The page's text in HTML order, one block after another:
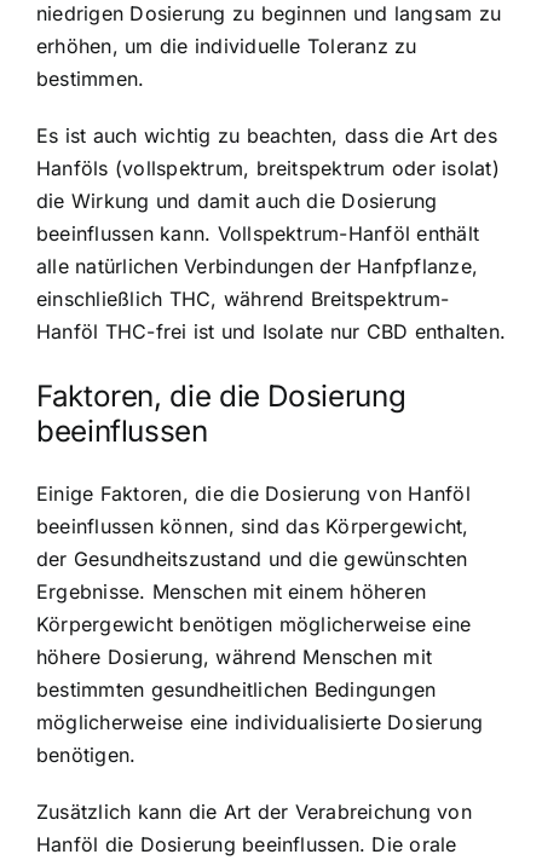
niedrigen Dosierung zu beginnen und langsam zu
erhöhen, um die individuelle Toleranz zu
bestimmen.
Es ist auch wichtig zu beachten, dass die Art des
Hanföls (vollspektrum, breitspektrum oder isolat)
die Wirkung und damit auch die Dosierung
beeinflussen kann. Vollspektrum-Hanföl enthält
alle natürlichen Verbindungen der Hanfpflanze,
einschließlich THC, während Breitspektrum-
Hanföl THC-frei ist und Isolate nur CBD enthalten.
Faktoren, die die Dosierung
beeinflussen
Einige Faktoren, die die Dosierung von Hanföl
beeinflussen können, sind das Körpergewicht,
der Gesundheitszustand und die gewünschten
Ergebnisse. Menschen mit einem höheren
Körpergewicht benötigen möglicherweise eine
höhere Dosierung, während Menschen mit
bestimmten gesundheitlichen Bedingungen
möglicherweise eine individualisierte Dosierung
benötigen.
Zusätzlich kann die Art der Verabreichung von
Hanföl die Dosierung beeinflussen. Die orale